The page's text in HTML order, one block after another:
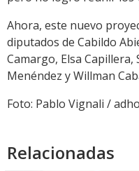
Ahora, este nuevo
diputados de Cabildo
Camargo, Elsa Capillera,
Menéndez y Willman
Foto: Pablo Vignali /
Relacionadas